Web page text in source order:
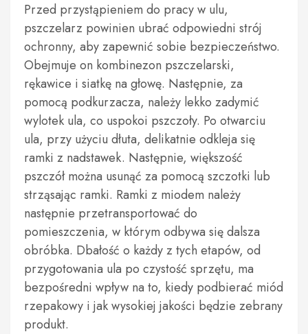
Przed przystąpieniem do pracy w ulu,
pszczelarz powinien ubrać odpowiedni strój
ochronny, aby zapewnić sobie bezpieczeństwo.
Obejmuje on kombinezon pszczelarski,
rękawice i siatkę na głowę. Następnie, za
pomocą podkurzacza, należy lekko zadymić
wylotek ula, co uspokoi pszczoły. Po otwarciu
ula, przy użyciu dłuta, delikatnie odkleja się
ramki z nadstawek. Następnie, większość
pszczół można usunąć za pomocą szczotki lub
strząsając ramki. Ramki z miodem należy
następnie przetransportować do
pomieszczenia, w którym odbywa się dalsza
obróbka. Dbałość o każdy z tych etapów, od
przygotowania ula po czystość sprzętu, ma
bezpośredni wpływ na to, kiedy podbierać miód
rzepakowy i jak wysokiej jakości będzie zebrany
produkt.